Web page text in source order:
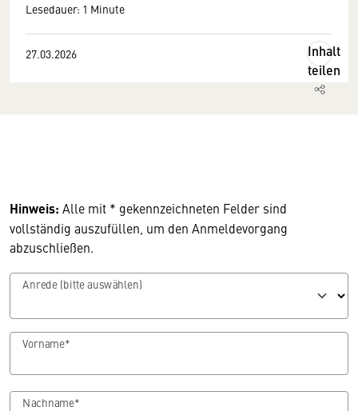
Lesedauer: 1 Minute
27.03.2026
Inhalt
teilen
Hinweis: Alle mit * gekennzeichneten Felder sind
vollständig auszufüllen, um den Anmeldevorgang
abzuschließen.
Anrede (bitte auswählen)
Vorname*
Nachname*